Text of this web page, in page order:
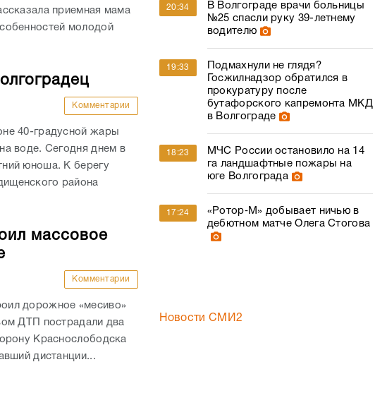
приемная мама
молодой
Комментарии
40-градусной жары
воде. Сегодня днем в
юноша. К берегу
района
массовое
Комментарии
дорожное «месиво»
ДТП пострадали два
Краснослободска
дистанции...
20:34
В Волгограде врачи больницы
№25 спасли руку 39-летнему
водителю
19:33
Подмахнули не глядя?
Госжилнадзор обратился в
прокуратуру после
бутафорского капремонта МКД
в Волгограде
18:23
МЧС России остановило на 14
га ландшафтные пожары на
юге Волгограда
17:24
«Ротор‑М» добывает ничью в
дебютном матче Олега Стогова
Новости СМИ2